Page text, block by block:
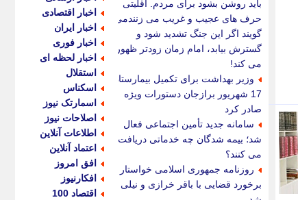
باید روشن بشود برای مردم. اقلیتی
حرف های عجیب و غریب می زنندمی
گویند اگر این جنگ تشدید شود و
گسترش بیابد، امام زمان زودتر ظهور
می کند!
وزیر بهداشت برای تکمیل بیمارستان
17 شهریور برازجان دستورات ویژه
صادر کرد
سامانه جدید تأمین اجتماعی فعال
شد؛ بیمه شدگان چه خدماتی دریافت
می کنند؟
روزنامه جمهوری اسلامی خواستار
برخورد قضایی با باقر خرازی و نیلی
اخبار اقتصادی
اخبار ایران
اخبار فوری
اخبار لحظه ای
استقلال
اسکناس
اسمارتک نیوز
اصلاحات نیوز
اطلاعات آنلاین
اعتماد آنلاین
افق امروز
افکارنیوز
اقتصاد 100